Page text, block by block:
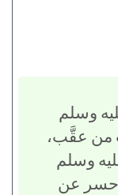
وسلم
من عقَّب،
وسلم
حسر عن